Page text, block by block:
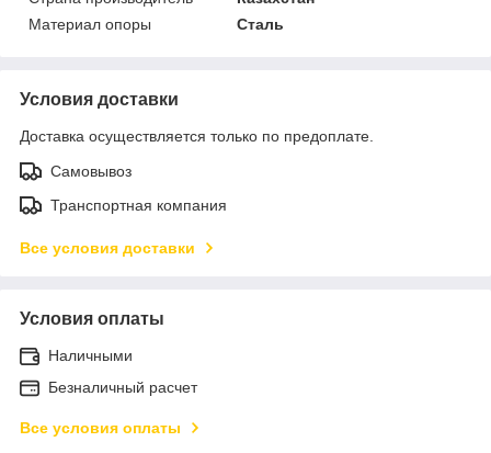
Материал опоры
Сталь
Условия доставки
Доставка осуществляется только по предоплате.
Самовывоз
Транспортная компания
Все условия доставки
Условия оплаты
Наличными
Безналичный расчет
Все условия оплаты